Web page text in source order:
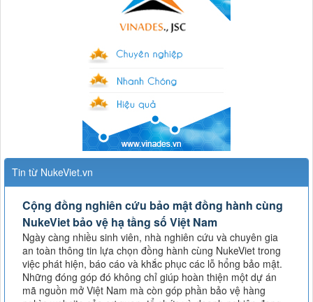
Tin từ NukeViet.vn
Cộng đồng nghiên cứu bảo mật đồng hành cùng
NukeViet bảo vệ hạ tầng số Việt Nam
Ngày càng nhiều sinh viên, nhà nghiên cứu và chuyên gia
an toàn thông tin lựa chọn đồng hành cùng NukeViet trong
việc phát hiện, báo cáo và khắc phục các lỗ hổng bảo mật.
Những đóng góp đó không chỉ giúp hoàn thiện một dự án
mã nguồn mở Việt Nam mà còn góp phần bảo vệ hàng